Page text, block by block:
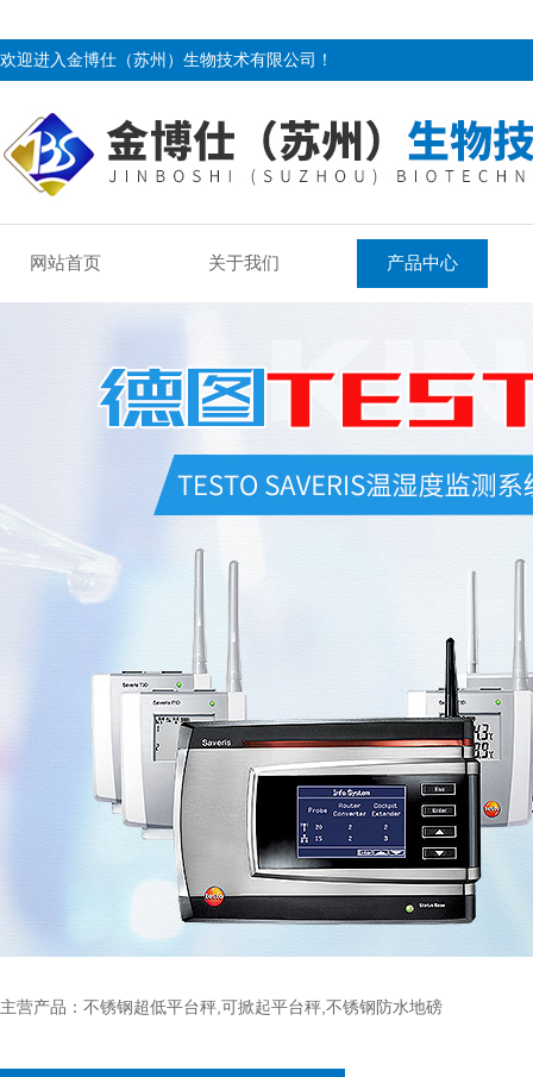
欢迎进入金博仕（苏州）生物技术有限公司！
网站首页 关于我们 产品中心
主营产品：不锈钢超低平台秤,可掀起平台秤,不锈钢防水地磅